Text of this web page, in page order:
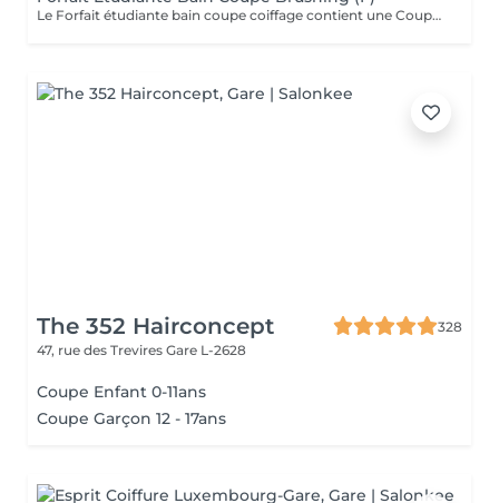
Le Forfait étudiante bain coupe coiffage contient une Coupe et un Brushing pour les étudiantes. Dépendant de la longueur des cheveux, le prix peut varier. En cas de questions veuillez appeler au +352 26 35 02 89.
The 352 Hairconcept
328
47, rue des Trevires Gare L-2628
Coupe Enfant 0-11ans
Coupe Garçon 12 - 17ans